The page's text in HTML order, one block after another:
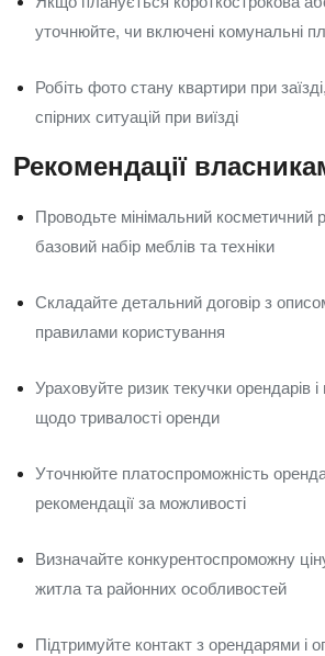
уточнюйте, чи включені комунальні
Робіть фото стану квартири при
спірних ситуацій при виїзді
Рекомендації
Проводьте мінімальний косметичний
базовий набір меблів та техніки
Складайте детальний договір з
правилами користування
Ураховуйте ризик текучки орендарів і
щодо тривалості оренди
Уточнюйте платоспроможність
рекомендації за можливості
Визначайте конкурентоспроможну
житла та районних особливостей
Підтримуйте контакт з орендарями і